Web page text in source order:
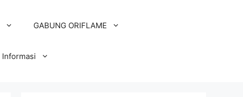
GABUNG ORIFLAME
Informasi